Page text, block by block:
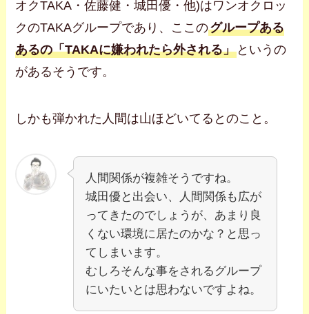
オクTAKA・佐藤健・城田優・他)はワンオクロッ
クのTAKAグループであり、ここのグループある
あるの「TAKAに嫌われたら外される」 というの
があるそうです。
しかも弾かれた人間は山ほどいてるとのこと。
人間関係が複雑そうですね。
城田優と出会い、人間関係も広が
ってきたのでしょうが、あまり良
くない環境に居たのかな？と思っ
てしまいます。
むしろそんな事をされるグループ
にいたいとは思わないですよね。